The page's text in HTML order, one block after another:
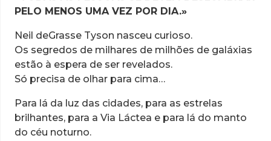
vida
entre
as
estrelas
PELO MENOS UMA VEZ POR DIA.»
Neil deGrasse Tyson nasceu curioso.
Os segredos de milhares de milhões de galáxias
estão à espera de ser revelados.
Só precisa de olhar para cima…
Para lá da luz das cidades, para as estrelas
brilhantes, para a Via Láctea e para lá do manto
do céu noturno.